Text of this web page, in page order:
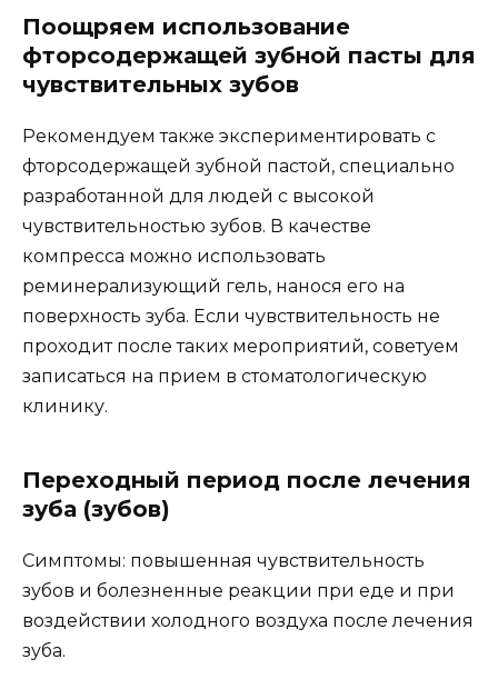
Поощряем использование
фторсодержащей зубной пасты для
чувствительных зубов
Рекомендуем также экспериментировать с
фторсодержащей зубной пастой, специально
разработанной для людей с высокой
чувствительностью зубов. В качестве
компресса можно использовать
реминерализующий гель, нанося его на
поверхность зуба. Если чувствительность не
проходит после таких мероприятий, советуем
записаться на прием в стоматологическую
клинику.
Переходный период после лечения
зуба (зубов)
Симптомы: повышенная чувствительность
зубов и болезненные реакции при еде и при
воздействии холодного воздуха после лечения
зуба.